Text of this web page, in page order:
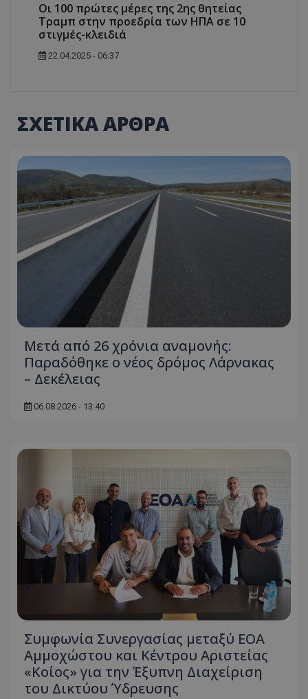
Οι 100 πρώτες μέρες της 2ης θητείας
Τραμπ στην προεδρία των ΗΠΑ σε 10
στιγμές-κλειδιά
22.04.2025 - 06:37
ΣΧΕΤΙΚΑ ΑΡΘΡΑ
Μετά από 26 χρόνια αναμονής:
Παραδόθηκε ο νέος δρόμος Λάρνακας
– Δεκέλειας
06.08.2026 - 13:40
Συμφωνία Συνεργασίας μεταξύ ΕΟΑ
Αμμοχώστου και Κέντρου Αριστείας
«Κοίος» για την Έξυπνη Διαχείριση
του Δικτύου Ύδρευσης